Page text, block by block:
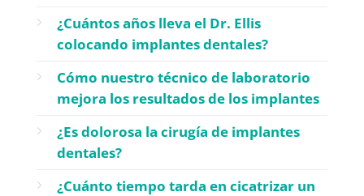
¿Cuántos años lleva el Dr. Ellis
colocando implantes dentales?
Cómo nuestro técnico de laboratorio
mejora los resultados de los implantes
¿Es dolorosa la cirugía de implantes
dentales?
¿Cuánto tiempo tarda en cicatrizar un